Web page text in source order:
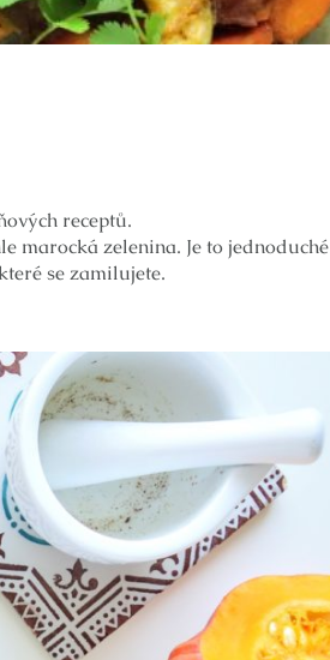
receptů.
marocká zelenina. Je to jednoduché
se zamilujete.